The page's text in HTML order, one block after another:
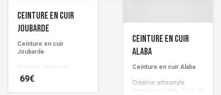
Ceinture en cuir
JOUBARDE
Ceinture en cuir
Joubarde
.
Création artisanale
Française signée Cuirs de
Schistes.
69€
Ceinture en cuir
Alaba
Ceinture en cuir Alaba
Création artisanale
Française signée Cuirs de